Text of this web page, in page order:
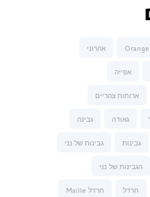
אהרוני
אפייה
ארוחות צהריים
גאודה גבינה
גבינות גבינות של נני
הגבינות של נני
חרדל חרדל Maille